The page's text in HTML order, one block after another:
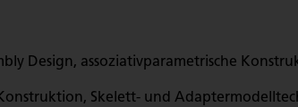
Design, assoziativparametrische
Skelett- und